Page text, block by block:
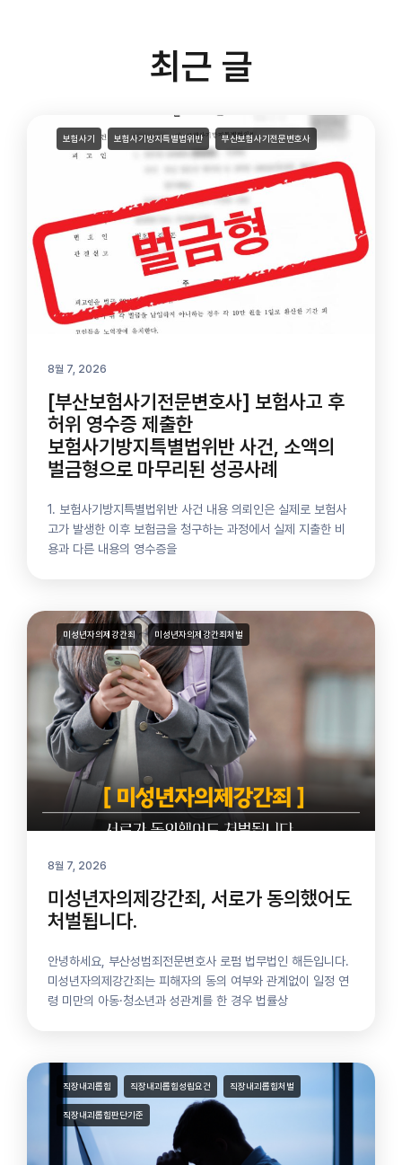
최근 글
보험사기 보험사기방지특별법위반 부산보험사기전문변호사
8월 7, 2026
[부산보험사기전문변호사] 보험사고 후
허위 영수증 제출한
보험사기방지특별법위반 사건, 소액의
벌금형으로 마무리된 성공사례
1. 보험사기방지특별법위반 사건 내용 의뢰인은 실제로 보험사
고가 발생한 이후 보험금을 청구하는 과정에서 실제 지출한 비
용과 다른 내용의 영수증을
미성년자의제강간죄 미성년자의제강간죄처벌
8월 7, 2026
미성년자의제강간죄, 서로가 동의했어도
처벌됩니다.
안녕하세요, 부산성범죄전문변호사 로펌 법무법인 해든입니다.
미성년자의제강간죄는 피해자의 동의 여부와 관계없이 일정 연
령 미만의 아동·청소년과 성관계를 한 경우 법률상
직장내괴롭힘 직장내괴롭힘성립요건 직장내괴롭힘처벌
직장내괴롭힘판단기준